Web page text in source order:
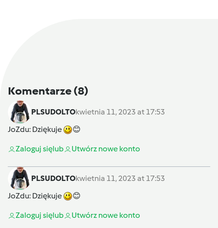
Komentarze(8)
PLSUDOLTOkwietnia 11, 2023 at 17:53
JoZdu: Dziękuje 😊
Zaloguj sięlub Utwórz nowe konto
PLSUDOLTOkwietnia 11, 2023 at 17:53
JoZdu: Dziękuje 😊
Zaloguj sięlub Utwórz nowe konto